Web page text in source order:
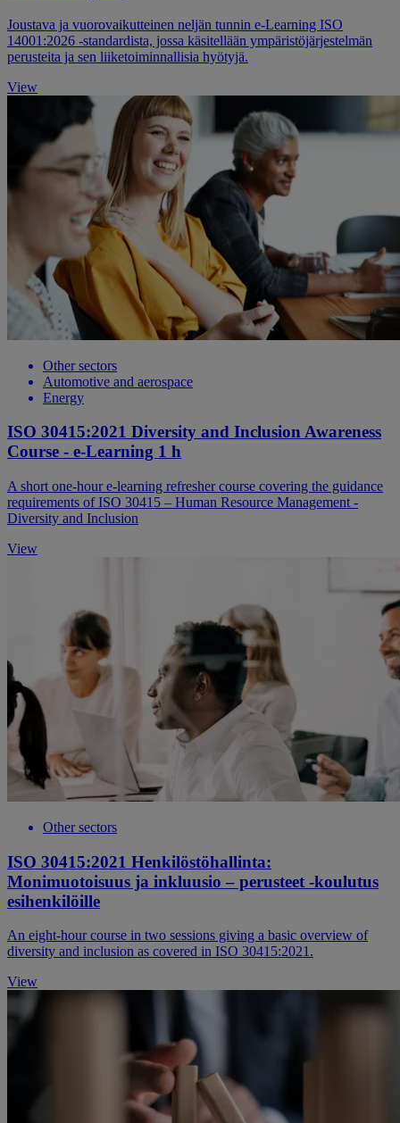
Joustava ja vuorovaikutteinen neljän tunnin e-Learning ISO
14001:2026 -standardista, jossa käsitellään ympäristöjärjestelmän
perusteita ja sen liiketoiminnallisia hyötyjä.
View
Other sectors
Automotive and aerospace
Energy
ISO 30415:2021 Diversity and Inclusion Awareness
Course - e-Learning 1 h
A short one-hour e-learning refresher course covering the guidance
requirements of ISO 30415 – Human Resource Management -
Diversity and Inclusion
View
Other sectors
ISO 30415:2021 Henkilöstöhallinta:
Monimuotoisuus ja inkluusio – perusteet -koulutus
esihenkilöille
An eight-hour course in two sessions giving a basic overview of
diversity and inclusion as covered in ISO 30415:2021.
View